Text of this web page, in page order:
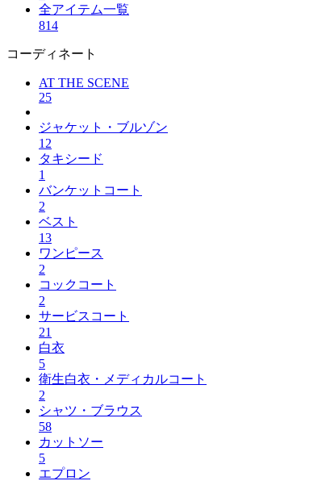
全アイテム一覧
814
コーディネート
AT THE SCENE
25
ジャケット・ブルゾン
12
タキシード
1
バンケットコート
2
ベスト
13
ワンピース
2
コックコート
2
サービスコート
21
白衣
5
衛生白衣・メディカルコート
2
シャツ・ブラウス
58
カットソー
5
エプロン